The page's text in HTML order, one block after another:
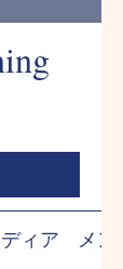
ィア メン